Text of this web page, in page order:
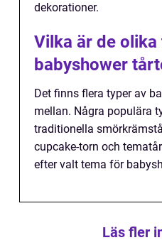
dekorationer.
Vilka är de olika
babyshower
Det finns flera typer av
mellan. Några populära
traditionella
cupcake-torn och
efter valt tema för
Läs fler